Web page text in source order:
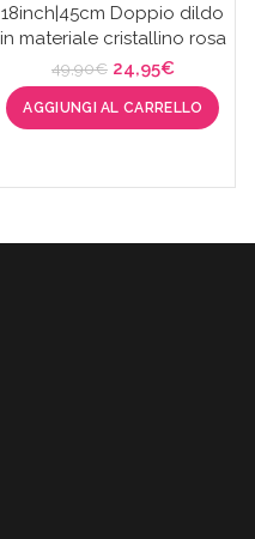
18inch|45cm Doppio dildo
in materiale cristallino rosa
49,90€ Il
prezzo
originale
era:
24,95€Il
prezzo
attuale
è:
AGGIUNGI AL CARRELLO